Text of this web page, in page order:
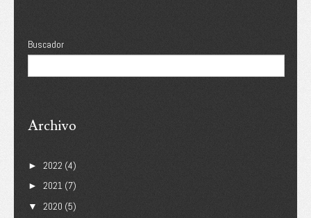
Buscador
Archivo
► 2022 (4)
► 2021 (7)
▼ 2020 (5)